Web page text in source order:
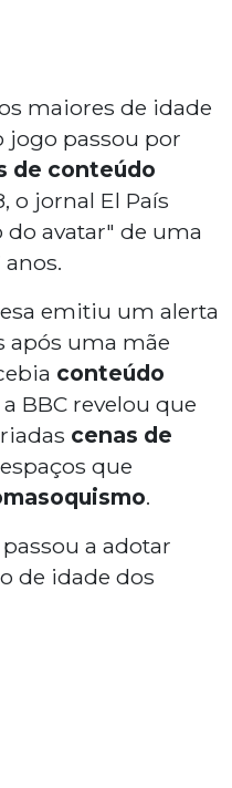
maiores de idade
jogo passou por
de conteúdo
o jornal El País
avatar" de uma
emitiu um alerta
após uma mãe
conteúdo
BBC revelou que
cenas de
que
.
a adotar
de idade dos